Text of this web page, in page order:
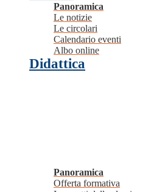
Panoramica
Le notizie
Le circolari
Calendario eventi
Albo online
Didattica
Panoramica
Offerta formativa